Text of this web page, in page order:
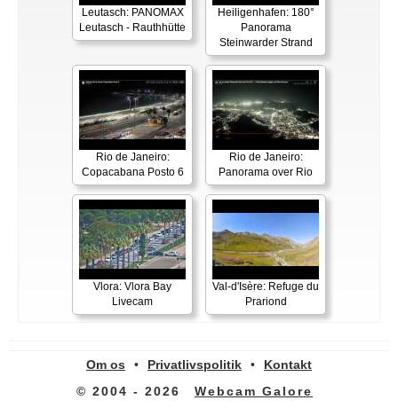
Leutasch: PANOMAX
Leutasch - Rauthhütte
Heiligenhafen: 180°
Panorama
Steinwarder Strand
Rio de Janeiro:
Copacabana Posto 6
Rio de Janeiro:
Panorama over Rio
Vlora: Vlora Bay
Livecam
Val-d'Isère: Refuge du
Prariond
Om os • Privatlivspolitik •
Kontakt
© 2004 - 2026
Webcam Galore